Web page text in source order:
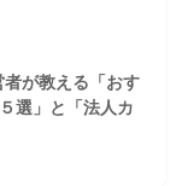
が教える「おす
選」と「法人カ